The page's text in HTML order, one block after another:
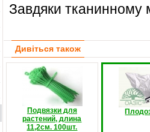
Завдяки тканинному
Дивіться також
Подвязки для
растений, длина
11,2см. 100шт.